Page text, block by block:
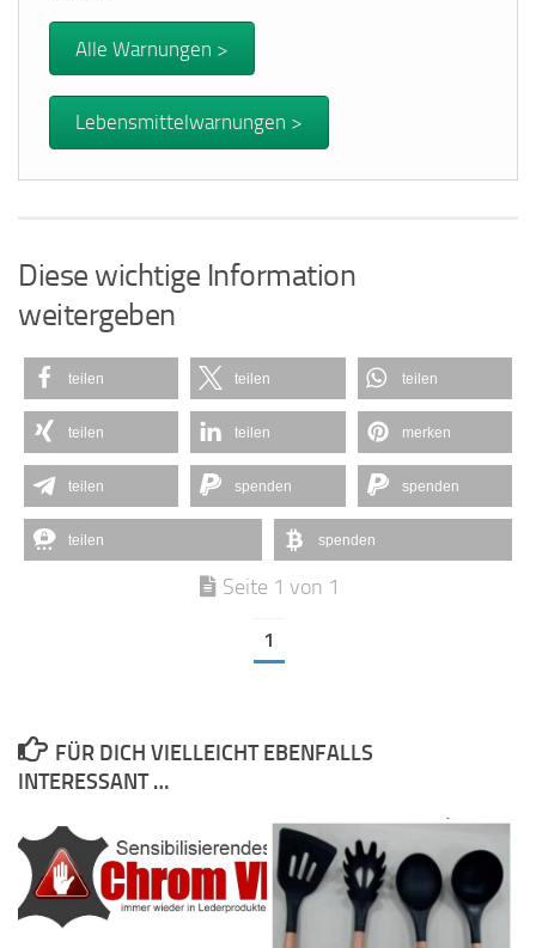
Alle Warnungen >
Lebensmittelwarnungen >
Diese wichtige Information
weitergeben
teilen teilen teilen
teilen teilen merken
teilen spenden spenden
teilen spenden
Seite 1 von 1
1
FÜR DICH VIELLEICHT EBENFALLS
INTERESSANT …